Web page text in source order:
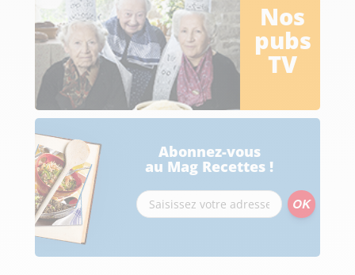
Nos
pubs
TV
Abonnez-vous
au Mag Recettes !